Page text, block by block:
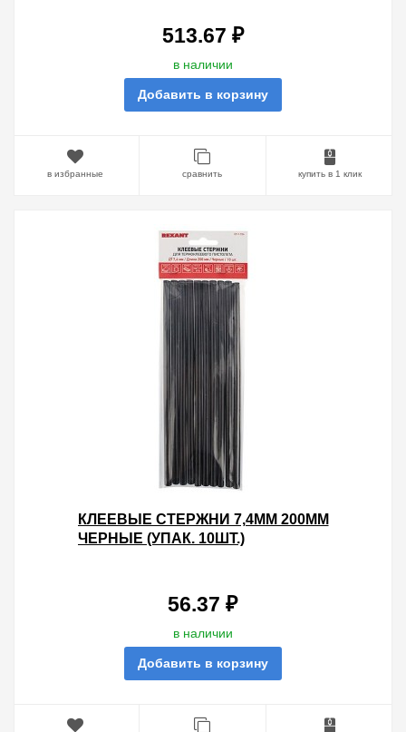
513.67 ₽
в наличии
Добавить в корзину
в избранные сравнить купить в 1 клик
КЛЕЕВЫЕ СТЕРЖНИ 7,4ММ 200ММ
ЧЕРНЫЕ (УПАК. 10ШТ.)
56.37 ₽
в наличии
Добавить в корзину